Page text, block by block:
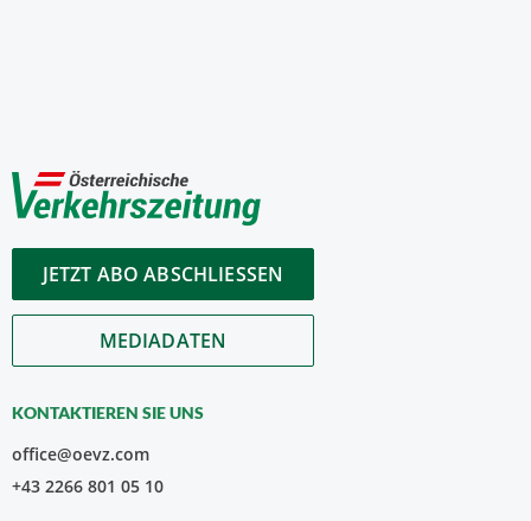
JETZT ABO ABSCHLIESSEN
MEDIADATEN
KONTAKTIEREN SIE UNS
office@oevz.com
+43 2266 801 05 10